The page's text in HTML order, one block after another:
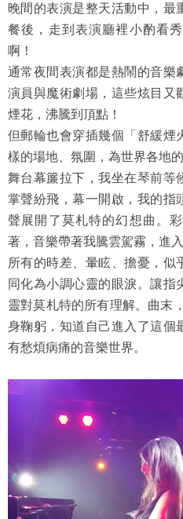
晚間的表演是整天活動中，最
餐後，走到表演廳裡小酌看
啊！
通常夜間表演都是熱鬧的音樂
演員與魔術劇場，這些炫目又
煙花，沸騰到頂點！
但郵輪也會穿插幾個「舒緩煙
樣的場地、氛圍，為世界各地
舞台幕簾拉下，我坐在琴前等
掌聲紛飛，幕一開啟，我的指
聲展開了莫札特的幻想曲。
著，音樂帶著我騰雲駕霧，進入
所有的時差、暈眩、擔憂，似
同化為小調心靈的眼淚。讓指
靈對莫札特的所有理解。曲末
身鞠躬，知道自己進入了這個
有愁煩病痛的音樂世界。